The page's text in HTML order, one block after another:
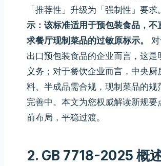
「推荐性」升级为「强制性」要求。
示：该标准适用于预包装食品，不
求餐厅现制菜品的过敏原标示。
出口预包装食品的企业而言，这是
义务；对于餐饮企业而言，中央厨
料、半成品需合规，现制菜品的规
完善中。本文为您权威解读新规要
前布局，平稳过渡。
2. GB 7718-2025 概